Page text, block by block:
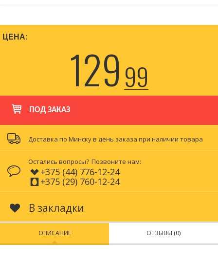
ЦЕНА:
12999
ПОД ЗАКАЗ
Доставка по Минску в день заказа при наличии товара
Остались вопросы? Позвоните нам:
+375 (44) 776-12-24
+375 (29) 760-12-24
В закладки
ОПИСАНИЕ ОТЗЫВЫ (0)